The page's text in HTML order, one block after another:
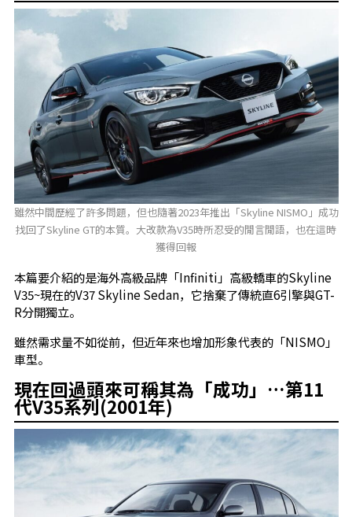
雖然中間歷經了許多問題，但也隨著2023年推出「Skyline NISMO」成功
找回了Skyline GT的本質。大改款為V35時所忍受的閒言閒語，也在這時
獲得回報
本篇要介紹的是海外高級品牌「Infiniti」高級轎車的Skyline
V35~現在的V37 Skyline Sedan，它捨棄了傳統直6引擎與GT-
R分開獨立。
雖然需求量不如從前，但近年來也增加形象代表的「NISMO」
車型。
現在回過頭來可稱其為「成功」…第11
代V35系列(2001年)